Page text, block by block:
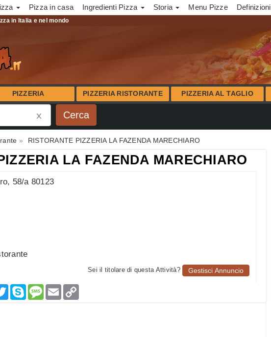
Pizza in casa Ingredienti Pizza Storia Menu Pizze Definizioni
in Italia e nel mondo
PIZZERIA PIZZERIA RISTORANTE PIZZERIA AL TAGLIO
RISTORANTE PIZZERIA LA FAZENDA MARECHIARO
LA FAZENDA MARECHIARO
58/a 80123
Sei il titolare di questa Attività? Gestisci Annuncio
TwitterSkypeMessage
Email